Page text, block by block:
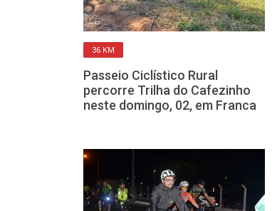
36 KM
Passeio Ciclístico Rural
percorre Trilha do Cafezinho
neste domingo, 02, em Franca